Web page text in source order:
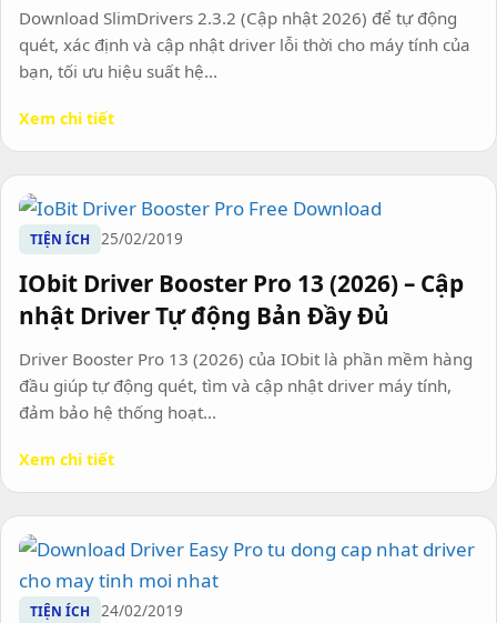
Download SlimDrivers 2.3.2 (Cập nhật 2026) để tự động
quét, xác định và cập nhật driver lỗi thời cho máy tính của
bạn, tối ưu hiệu suất hệ...
Xem chi tiết
TIỆN ÍCH 25/02/2019
IObit Driver Booster Pro 13 (2026) – Cập
nhật Driver Tự động Bản Đầy Đủ
Driver Booster Pro 13 (2026) của IObit là phần mềm hàng
đầu giúp tự động quét, tìm và cập nhật driver máy tính,
đảm bảo hệ thống hoạt...
Xem chi tiết
TIỆN ÍCH 24/02/2019